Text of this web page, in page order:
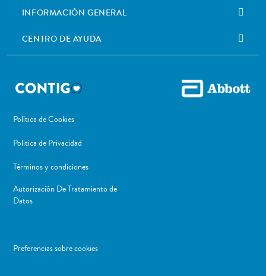
INFORMACIÓN GENERAL
CENTRO DE AYUDA
Política de Cookies
Politica de Privacidad
Términos y condiciones
Autorización De Tratamiento de
Datos
Preferencias sobre cookies